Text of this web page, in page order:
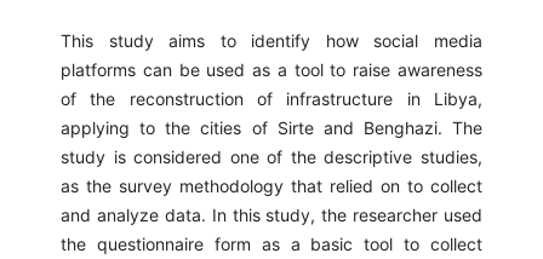
This study aims to identify how social media
platforms can be used as a tool to raise awareness
of the reconstruction of infrastructure in Libya,
applying to the cities of Sirte and Benghazi. The
study is considered one of the descriptive studies,
as the survey methodology that relied on to collect
and analyze data. In this study, the researcher used
the questionnaire form as a basic tool to collect